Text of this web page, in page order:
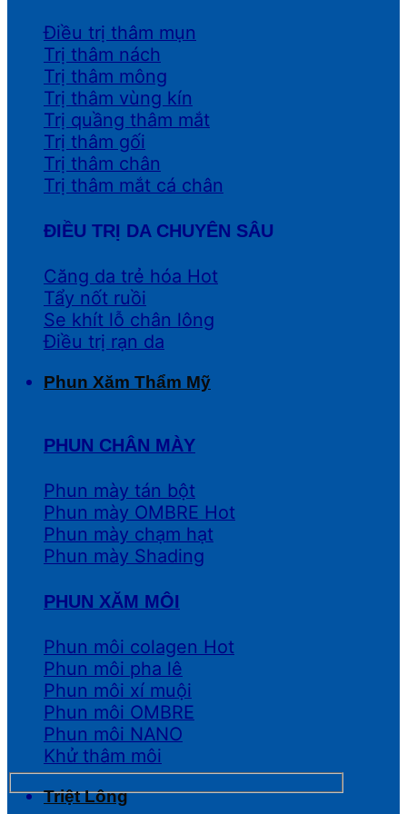
Điều trị thâm mụn
Trị thâm nách
Trị thâm mông
Trị thâm vùng kín
Trị quầng thâm mắt
Trị thâm gối
Trị thâm chân
Trị thâm mắt cá chân
ĐIỀU TRỊ DA CHUYÊN SÂU
Căng da trẻ hóa
Tẩy nốt ruồi
Se khít lỗ chân lông
Điều trị rạn da
Phun Xăm Thẩm Mỹ
PHUN CHÂN MÀY
Phun mày tán bột
Phun mày OMBRE
Phun mày chạm hạt
Phun mày Shading
PHUN XĂM MÔI
Phun môi colagen
Phun môi pha lê
Phun môi xí muội
Phun môi OMBRE
Phun môi NANO
Khử thâm môi
Triệt Lông